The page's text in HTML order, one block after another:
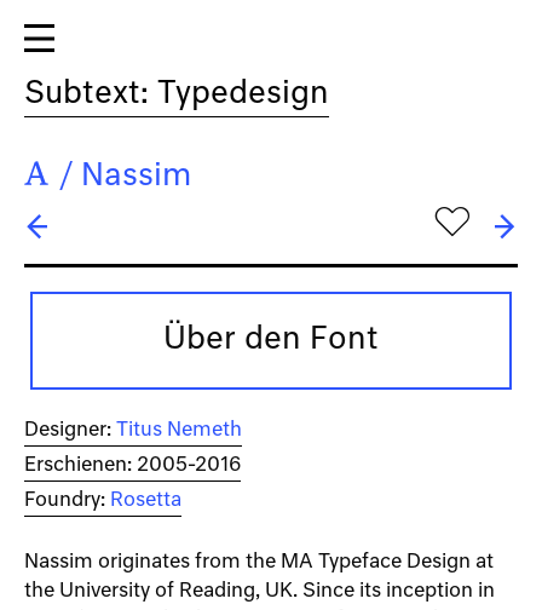
Subtext: Typedesign
/ Nassim
→ Neonoir
h
Über den Font
Designer:
Titus Nemeth
Erschienen: 2005-2016
Foundry: Rosetta
Nassim originates from the MA Typeface Design at
the University of Reading, UK. Since its inception in